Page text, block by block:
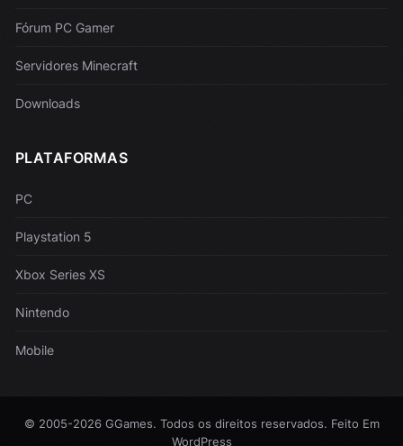
Fórum PC Gamer
Servidores Minecraft
Downloads
PLATAFORMAS
PC
Playstation 5
Xbox Series XS
Nintendo
Mobile
© 2005-2026 GGames. Todos os direitos reservados. Feito Em
WordPress